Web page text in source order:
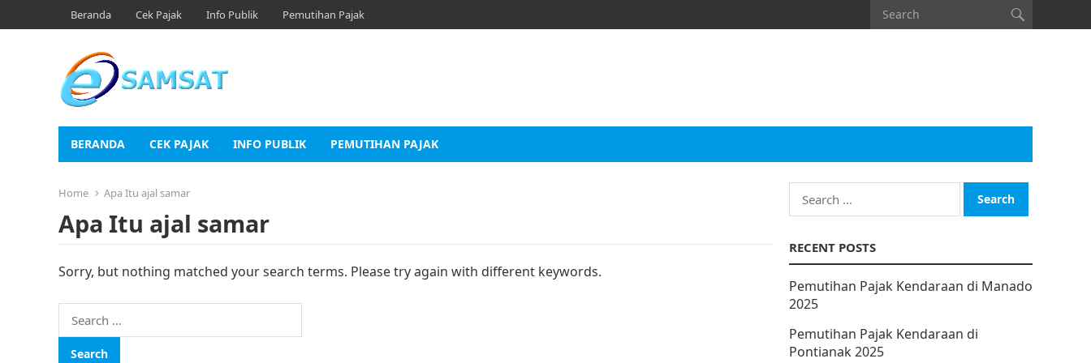
Beranda Cek Pajak Info Publik Pemutihan Pajak
BERANDA CEK PAJAK INFO PUBLIK PEMUTIHAN PAJAK
Home Apa Itu ajal samar
Apa Itu ajal samar
Sorry, but nothing matched your search terms. Please try again with different keywords.
Search
for:
Search
for:
RECENT POSTS
Pemutihan Pajak Kendaraan di Manado
2025
Pemutihan Pajak Kendaraan di
Pontianak 2025